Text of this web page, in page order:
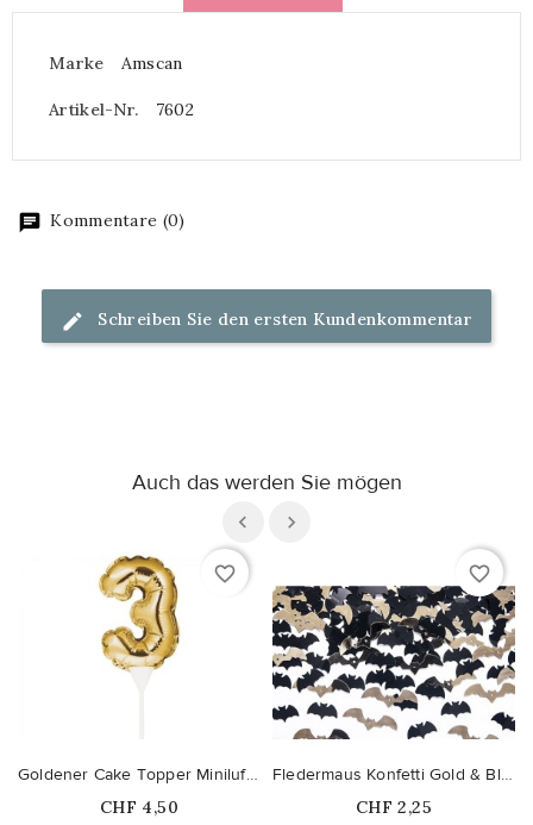
Marke Amscan
Artikel-Nr. 7602
Kommentare (0)
Schreiben Sie den ersten Kundenkommentar
Auch das werden Sie mögen
favorite_border
Goldener Cake Topper Miniluftballon Ziffer 3
Price
CHF 4,50
favorite_border
Fledermaus Konfetti Gold & Black
Price
CHF 2,25